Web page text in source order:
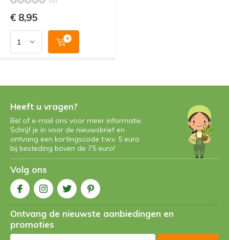
€ 8,95
Heeft u vragen?
Bel of e-mail ons voor meer informatie.
Schrijf je in voor de nieuwsbrief en
ontvang een kortingscode t.w.v. 5 euro
bij besteding boven de 75 euro!
Volg ons
Ontvang de nieuwste aanbiedingen en
promoties